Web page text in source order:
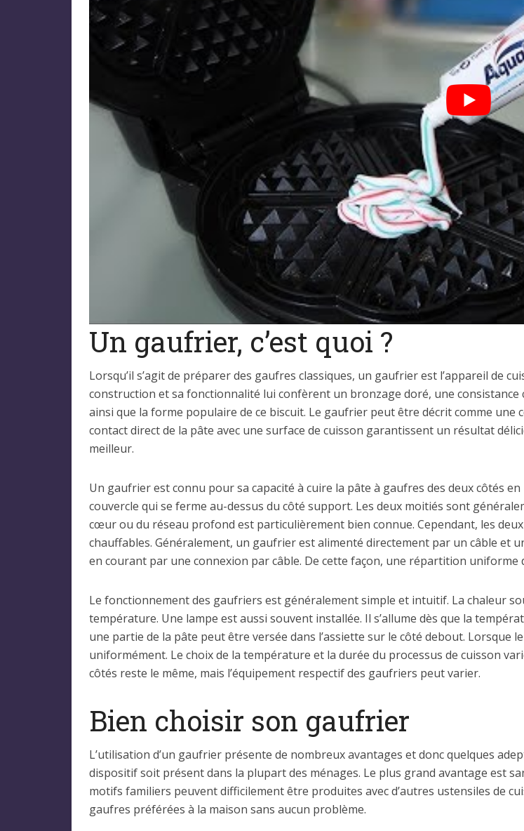
Un gaufrier, c’est quoi ?
Lorsqu’il s’agit de préparer des gaufres classiques, un gaufrier est l’appareil de
construction et sa fonctionnalité lui confèrent un bronzage doré, une consistance
ainsi que la forme populaire de ce biscuit. Le gaufrier peut être décrit comme
contact direct de la pâte avec une surface de cuisson garantissent un résultat
meilleur.
Un gaufrier est connu pour sa capacité à cuire la pâte à gaufres des deux côtés
couvercle qui se ferme au-dessus du côté support. Les deux moitiés sont
cœur ou du réseau profond est particulièrement bien connue. Cependant, les
chauffables. Généralement, un gaufrier est alimenté directement par un câble et
en courant par une connexion par câble. De cette façon, une répartition uniforme
Le fonctionnement des gaufriers est généralement simple et intuitif. La chaleur
température. Une lampe est aussi souvent installée. Il s’allume dès que la
une partie de la pâte peut être versée dans l’assiette sur le côté debout. Lorsque
uniformément. Le choix de la température et la durée du processus de cuisson
côtés reste le même, mais l’équipement respectif des gaufriers peut varier.
Bien choisir son gaufrier
L’utilisation d’un gaufrier présente de nombreux avantages et donc quelques
dispositif soit présent dans la plupart des ménages. Le plus grand avantage est
motifs familiers peuvent difficilement être produites avec d’autres ustensiles de
gaufres préférées à la maison sans aucun problème.